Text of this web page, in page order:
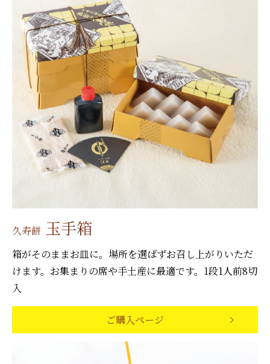
久寿餅 玉手箱
箱がそのままお皿に。場所を選ばずお召し上がりいただ
けます。お集まりの席や手土産に最適です。1段1人前8切
入
ご購入ページ